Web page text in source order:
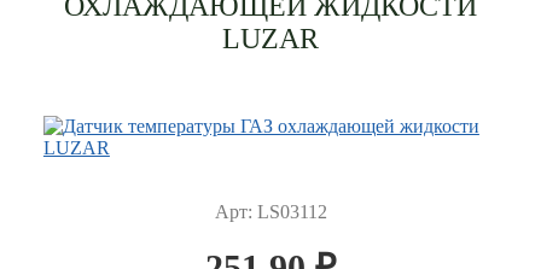
LUZAR
Арт: LS03112